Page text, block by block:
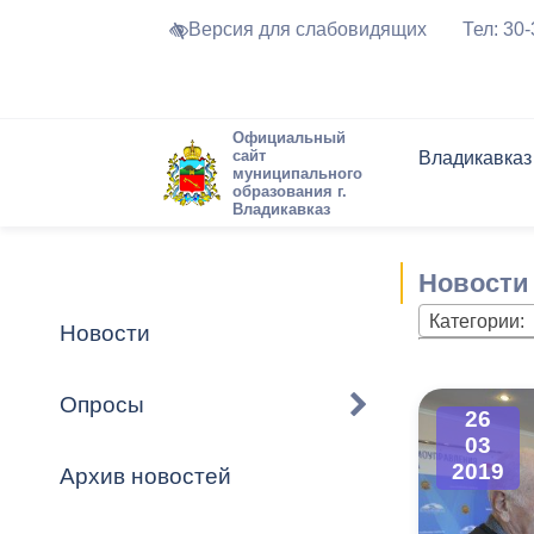
Версия для слабовидящих Тел:
Официальный
сайт
муниципального
образования г.
Владикавказ
Владикавказ
Устав города
Города-
городского
Торги и
Формы
Обратная
Комиссии
График
Новостная
Актуально
Новости
Опросы
Архив новостей
Новости
Категории:
26
03
2019